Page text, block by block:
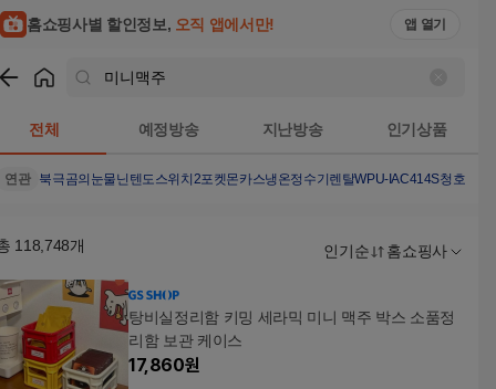
홈쇼핑사별 할인정보, 오직 앱에서만! 앱 열기
전체 예정방송 지난방송 인기상품
연관 북극곰의눈물닌텐도스위치2포켓몬카스냉온정수기렌탈WPU-IAC414S청호나이
118,748개 인기순 홈쇼핑사
탕비실정리함 키밍 세라믹 미니 맥주 박스 소품정
리함 보관 케이스
17,860원